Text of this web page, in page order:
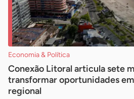
Economia & Política
Conexão Litoral articula sete
transformar oportunidades
regional